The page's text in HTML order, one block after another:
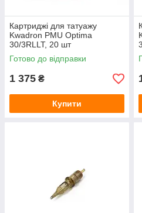
Картриджі для татуажу
Kwadron PMU Optima
30/3RLLT, 20 шт
Готово до відправки
1 375 ₴
Купити